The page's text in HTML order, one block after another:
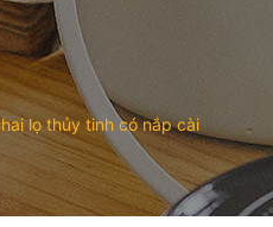
lọ thủy tinh có nắp cài